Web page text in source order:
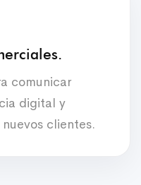
comunicar
digital y
clientes.